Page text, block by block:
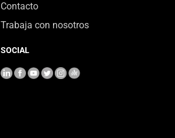
Contacto
Trabaja con nosotros
SOCIAL